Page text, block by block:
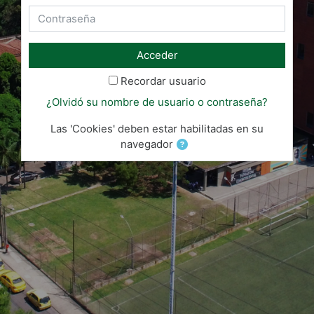
Contraseña
Acceder
Recordar usuario
¿Olvidó su nombre de usuario o contraseña?
Las 'Cookies' deben estar habilitadas en su
navegador